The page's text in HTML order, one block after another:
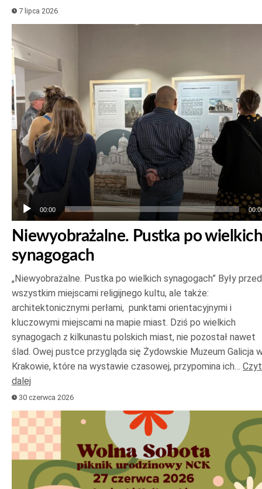
7 lipca 2026
plików
dźwiękowych
00:00
Niewyobrażalne. Pustka po wielkich
synagogach
„Niewyobrażalne. Pustka po wielkich synagogach” Były
wszystkim miejscami religijnego kultu, ale także:
architektonicznymi perłami, punktami orientacyjnymi i
kluczowymi miejscami na mapie miast. Dziś po wielkich
synagogach z kilkunastu polskich miast, nie pozostał nawet
ślad. Owej pustce przygląda się Żydowskie Muzeum Galicja
Krakowie, które na wystawie czasowej, przypomina ich…
dalej
30 czerwca 2026
Odtwarzacz
plików
dźwiękowych